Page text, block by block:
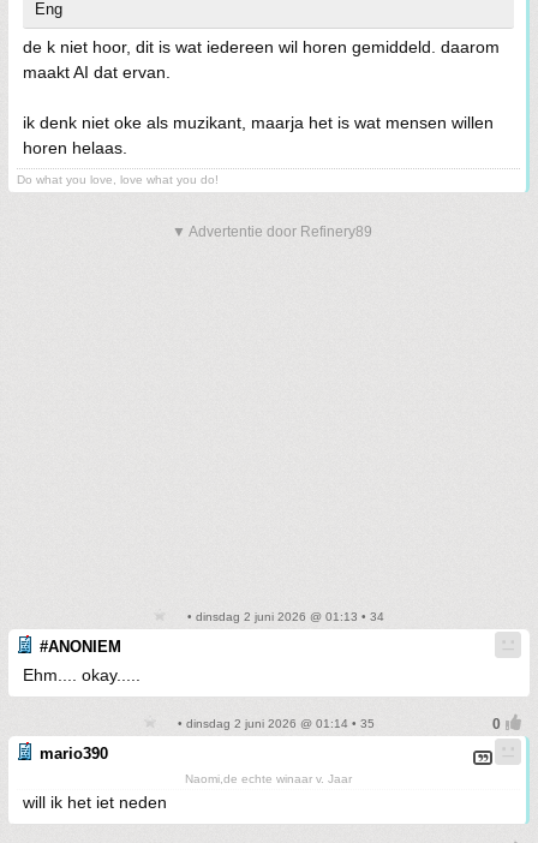
Eng
de k niet hoor, dit is wat iedereen wil horen gemiddeld. daarom
maakt AI dat ervan.
ik denk niet oke als muzikant, maarja het is wat mensen willen
horen helaas.
Do what you love, love what you do!
▼ Advertentie door Refinery89
• dinsdag 2 juni 2026 @ 01:13 • 34
#ANONIEM
Ehm.... okay.....
• dinsdag 2 juni 2026 @ 01:14 • 35
mario390
Naomi,de echte winaar v. Jaar
will ik het iet neden